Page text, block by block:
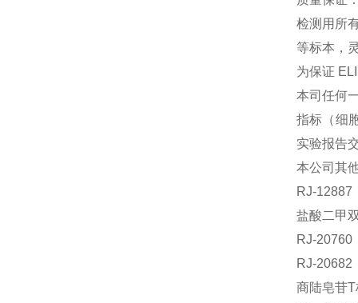
检测用所
等标本，
为保证
本司任何
指标（细
实验报告
本公司其
RJ-
盐酸二甲
RJ-
RJ-
商陆皂苷